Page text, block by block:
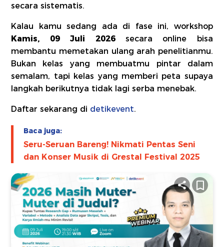
secara sistematis.
Kalau kamu sedang ada di fase ini, workshop
Kamis, 09 Juli 2026secara online bisa
membantu memetakan ulang arah penelitianmu.
Bukan kelas yang membuatmu pintar dalam
semalam, tapi kelas yang memberi peta supaya
langkah berikutnya tidak lagi serba menebak.
Daftar sekarang di detikevent.
Baca juga:
Seru-Seruan Bareng! Nikmati Pentas Seni
dan Konser Musik di Grestal Festival 2025